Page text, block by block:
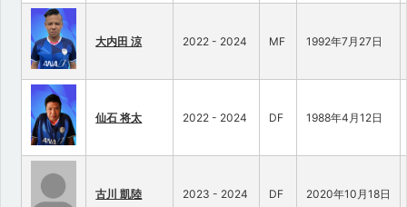
大内田 涼 2022 - 2024 MF 1992年7月27日
仙石 将太 2022 - 2024 DF 1988年4月12日
古川 凱陸 2023 - 2024 DF 2020年10月18日